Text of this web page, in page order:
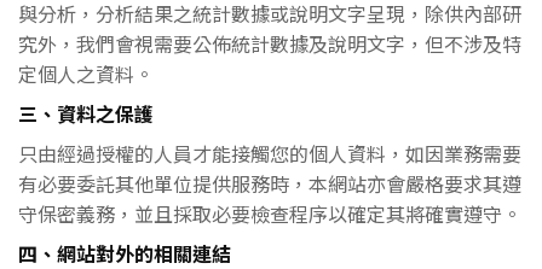
與分析，分析結果之統計數據或說明文字呈現，除供內部研
究外，我們會視需要公佈統計數據及說明文字，但不涉及特
定個人之資料。
三、資料之保護
只由經過授權的人員才能接觸您的個人資料，如因業務需要
有必要委託其他單位提供服務時，本網站亦會嚴格要求其遵
守保密義務，並且採取必要檢查程序以確定其將確實遵守。
四、網站對外的相關連結